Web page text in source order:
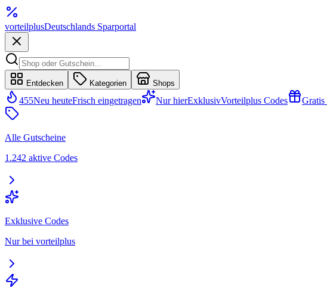
vorteilplusDeutschlands Sparportal
Entdecken Kategorien Shops
455Neu heuteFrisch eingetragen Nur hierExklusivVorteilplus Codes Gratis
Alle Gutscheine
1.242 aktive Codes
Exklusive Codes
Nur bei vorteilplus